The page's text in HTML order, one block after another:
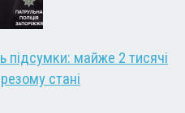
підсумки: майже 2 тисячі
стані